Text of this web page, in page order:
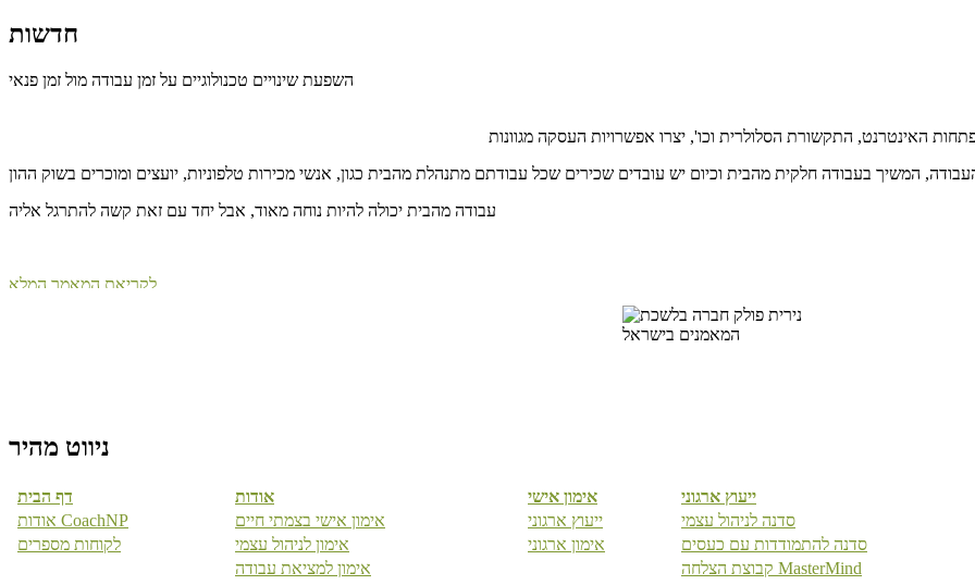
חדשות
השפעת שינויים טכנולוגיים על זמן עבודה מול זמן פנאי
עבודה מהבית יכולה להיות נוחה מאוד, אבל יחד עם זאת קשה להתרגל אליה
לקריאת המאמר המלא
קרה לכם שעשיתם ספורט ותוך כדי הספורט חשבתם על מיליון דברים אחרים?
קבלו ניסוי עצמי להעצמת תחושת ההווה
ניווט מהיר
דף הבית אודות אימון אישי
ייעוץ ארגוני
אודות CoachNP
אימון אישי בצמתי חיים ייעוץ ארגוני
סדנה לניהול עצמי
לקוחות מספרים
אימון לניהול עצמי אימון ארגוני
סדנה להתמודדות עם כעסים
אימון למציאת עבודה
קבוצת הצלחה MasterMind